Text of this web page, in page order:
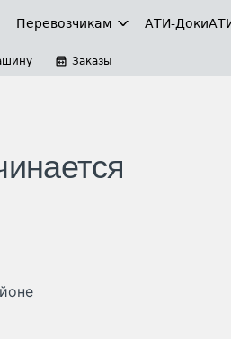
Перевозчикам АТИ-Доки
Заказы